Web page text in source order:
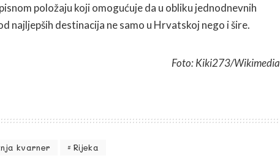
položaju koji omogućuje da u obliku jednodnevnih
najljepših destinacija ne samo u Hrvatskoj nego i šire.
Foto: Kiki273/Wikimedia
kvarner Rijeka